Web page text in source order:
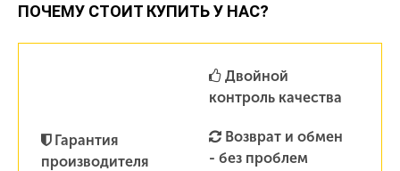
ПОЧЕМУ СТОИТ КУПИТЬ У НАС?
Гарантия
производителя
Двойной
контроль качества
Возврат и обмен
- без проблем